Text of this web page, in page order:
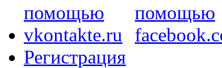
Регистрация